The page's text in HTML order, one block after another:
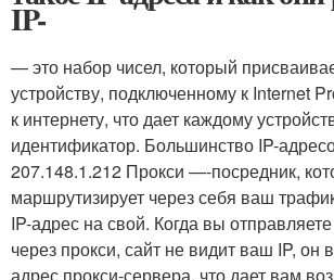
IP-
— это набор чисел, который
устройству, подключенному к Internet
к интернету, что дает каждому
идентификатор. Большинство IP-
207.148.1.212 Прокси —-посредник,
маршрутизирует через себя ваш
IP-адрес на свой. Когда вы
через прокси, сайт не видит ваш IP, он